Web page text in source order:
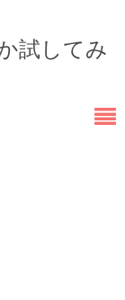
試してみ